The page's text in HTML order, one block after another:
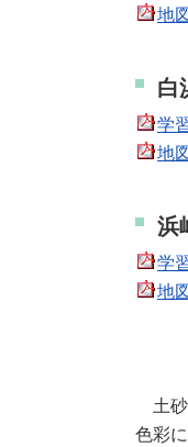
地
白
学
地
浜
学
地
土砂
色彩